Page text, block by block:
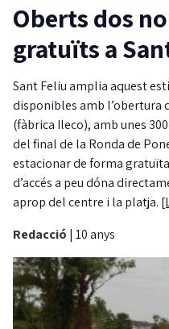
Oberts dos
gratuïts a
Sant Feliu amplia aquest
disponibles amb l’obertura
(fàbrica Ileco), amb unes
del final de la Ronda de
estacionar de forma
d’accés a peu dóna
aprop del centre i la platja.
Redacció | 10 anys